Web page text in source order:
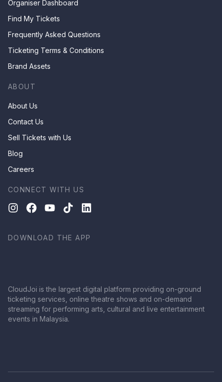
Organiser Dashboard
Find My Tickets
Frequently Asked Questions
Ticketing Terms & Conditions
Brand Assets
ABOUT
About Us
Contact Us
Sell Tickets with Us
Blog
Careers
CONNECT WITH US
DOWNLOAD THE APP
CloudJoi is the largest digital platform providing on-ground
ticketing services, online theatre shows and on-demand
streaming for performing arts, cultural and live entertainment
events in Malaysia.